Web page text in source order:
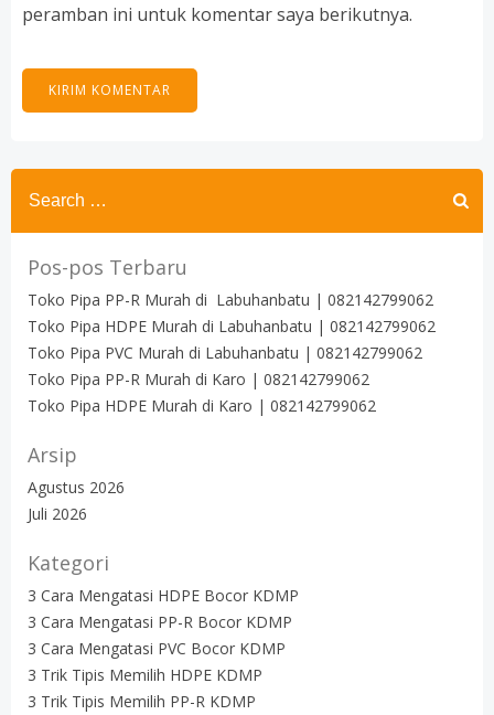
peramban ini untuk komentar saya berikutnya.
Search
for:
Pos-pos Terbaru
Toko Pipa PP-R Murah di Labuhanbatu | 082142799062
Toko Pipa HDPE Murah di Labuhanbatu | 082142799062
Toko Pipa PVC Murah di Labuhanbatu | 082142799062
Toko Pipa PP-R Murah di Karo | 082142799062
Toko Pipa HDPE Murah di Karo | 082142799062
Arsip
Agustus 2026
Juli 2026
Kategori
3 Cara Mengatasi HDPE Bocor KDMP
3 Cara Mengatasi PP-R Bocor KDMP
3 Cara Mengatasi PVC Bocor KDMP
3 Trik Tipis Memilih HDPE KDMP
3 Trik Tipis Memilih PP-R KDMP